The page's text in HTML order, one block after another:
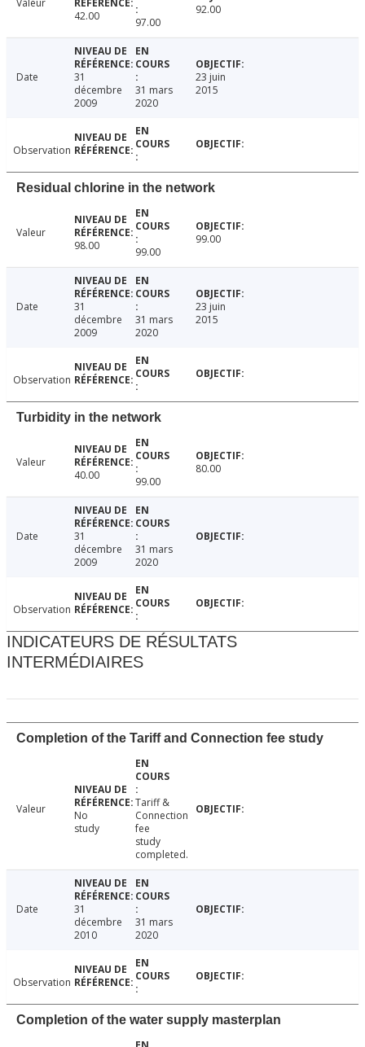
Valeur
42.00
97.00
92.00
Date
31
décembre
2009
31 mars
2020
23 juin
2015
Observation
Residual chlorine in the network
Valeur
98.00
99.00
99.00
Date
31
décembre
2009
31 mars
2020
23 juin
2015
Observation
Turbidity in the network
Valeur
40.00
99.00
80.00
Date
31
décembre
2009
31 mars
2020
Observation
INDICATEURS DE RÉSULTATS
INTERMÉDIAIRES
Completion of the Tariff and Connection fee study
Valeur
No
study
Tariff &
Connection
fee
study
completed.
Date
31
décembre
2010
31 mars
2020
Observation
Completion of the water supply masterplan